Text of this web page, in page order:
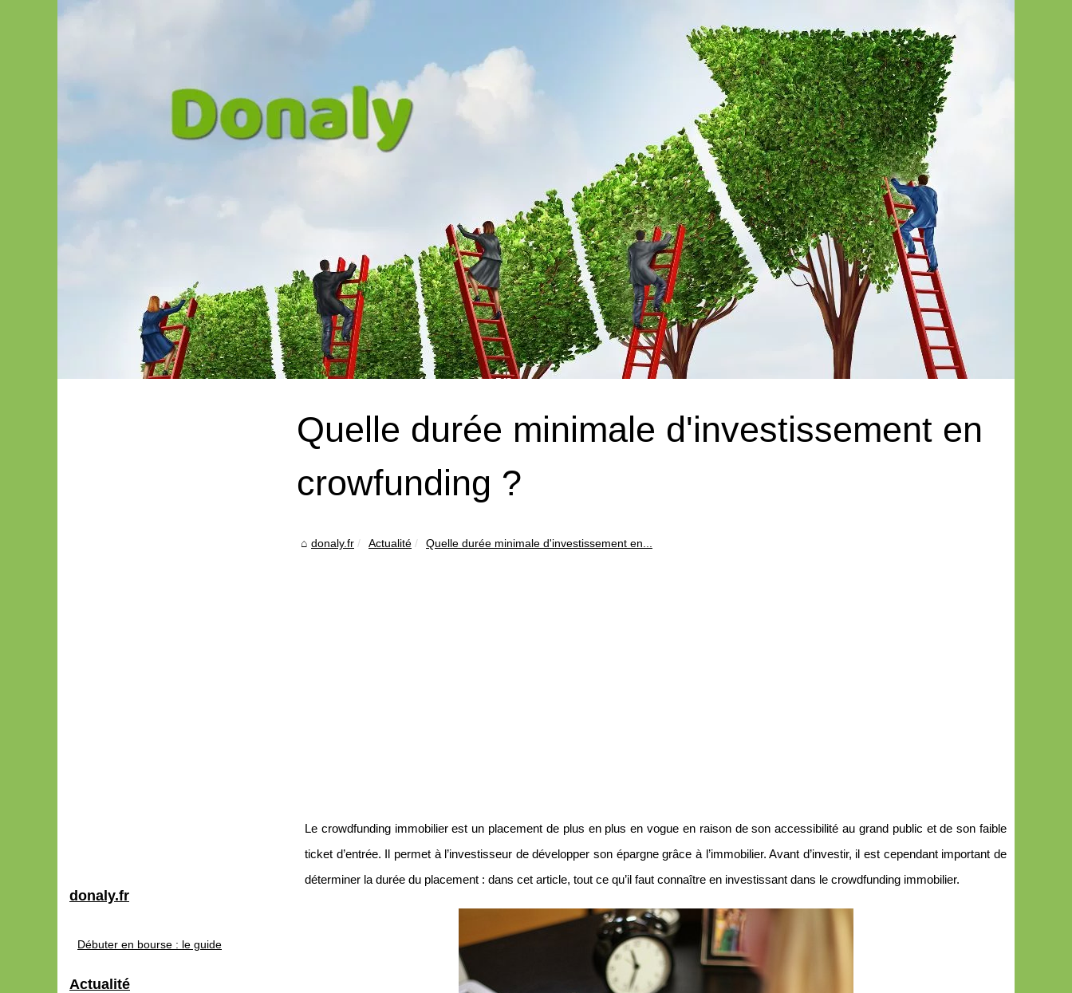
Quelle durée minimale d'investissement en
crowfunding ?
donaly.fr Actualité Quelle durée minimale d'investissement en...
Le crowdfunding immobilier est un placement de plus en plus en vogue en raison de son accessibilité au grand public et de son faible
ticket d’entrée. Il permet à l’investisseur de développer son épargne grâce à l’immobilier. Avant d’investir, il est cependant important de
déterminer la durée du placement : dans cet article, tout ce qu’il faut connaître en investissant dans le crowdfunding immobilier.
donaly.fr
Débuter en bourse : le guide
Actualité